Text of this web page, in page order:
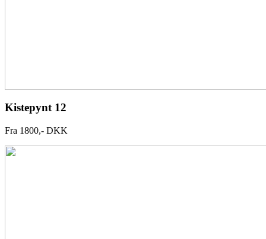
Kistepynt 12
Fra 1800,- DKK